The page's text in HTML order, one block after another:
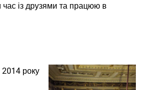
із друзями та працюю в
року